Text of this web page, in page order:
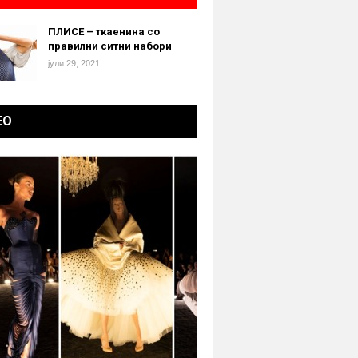
ПЛИСЕ – ткаенина со
правилни ситни набори
јули 29, 2021